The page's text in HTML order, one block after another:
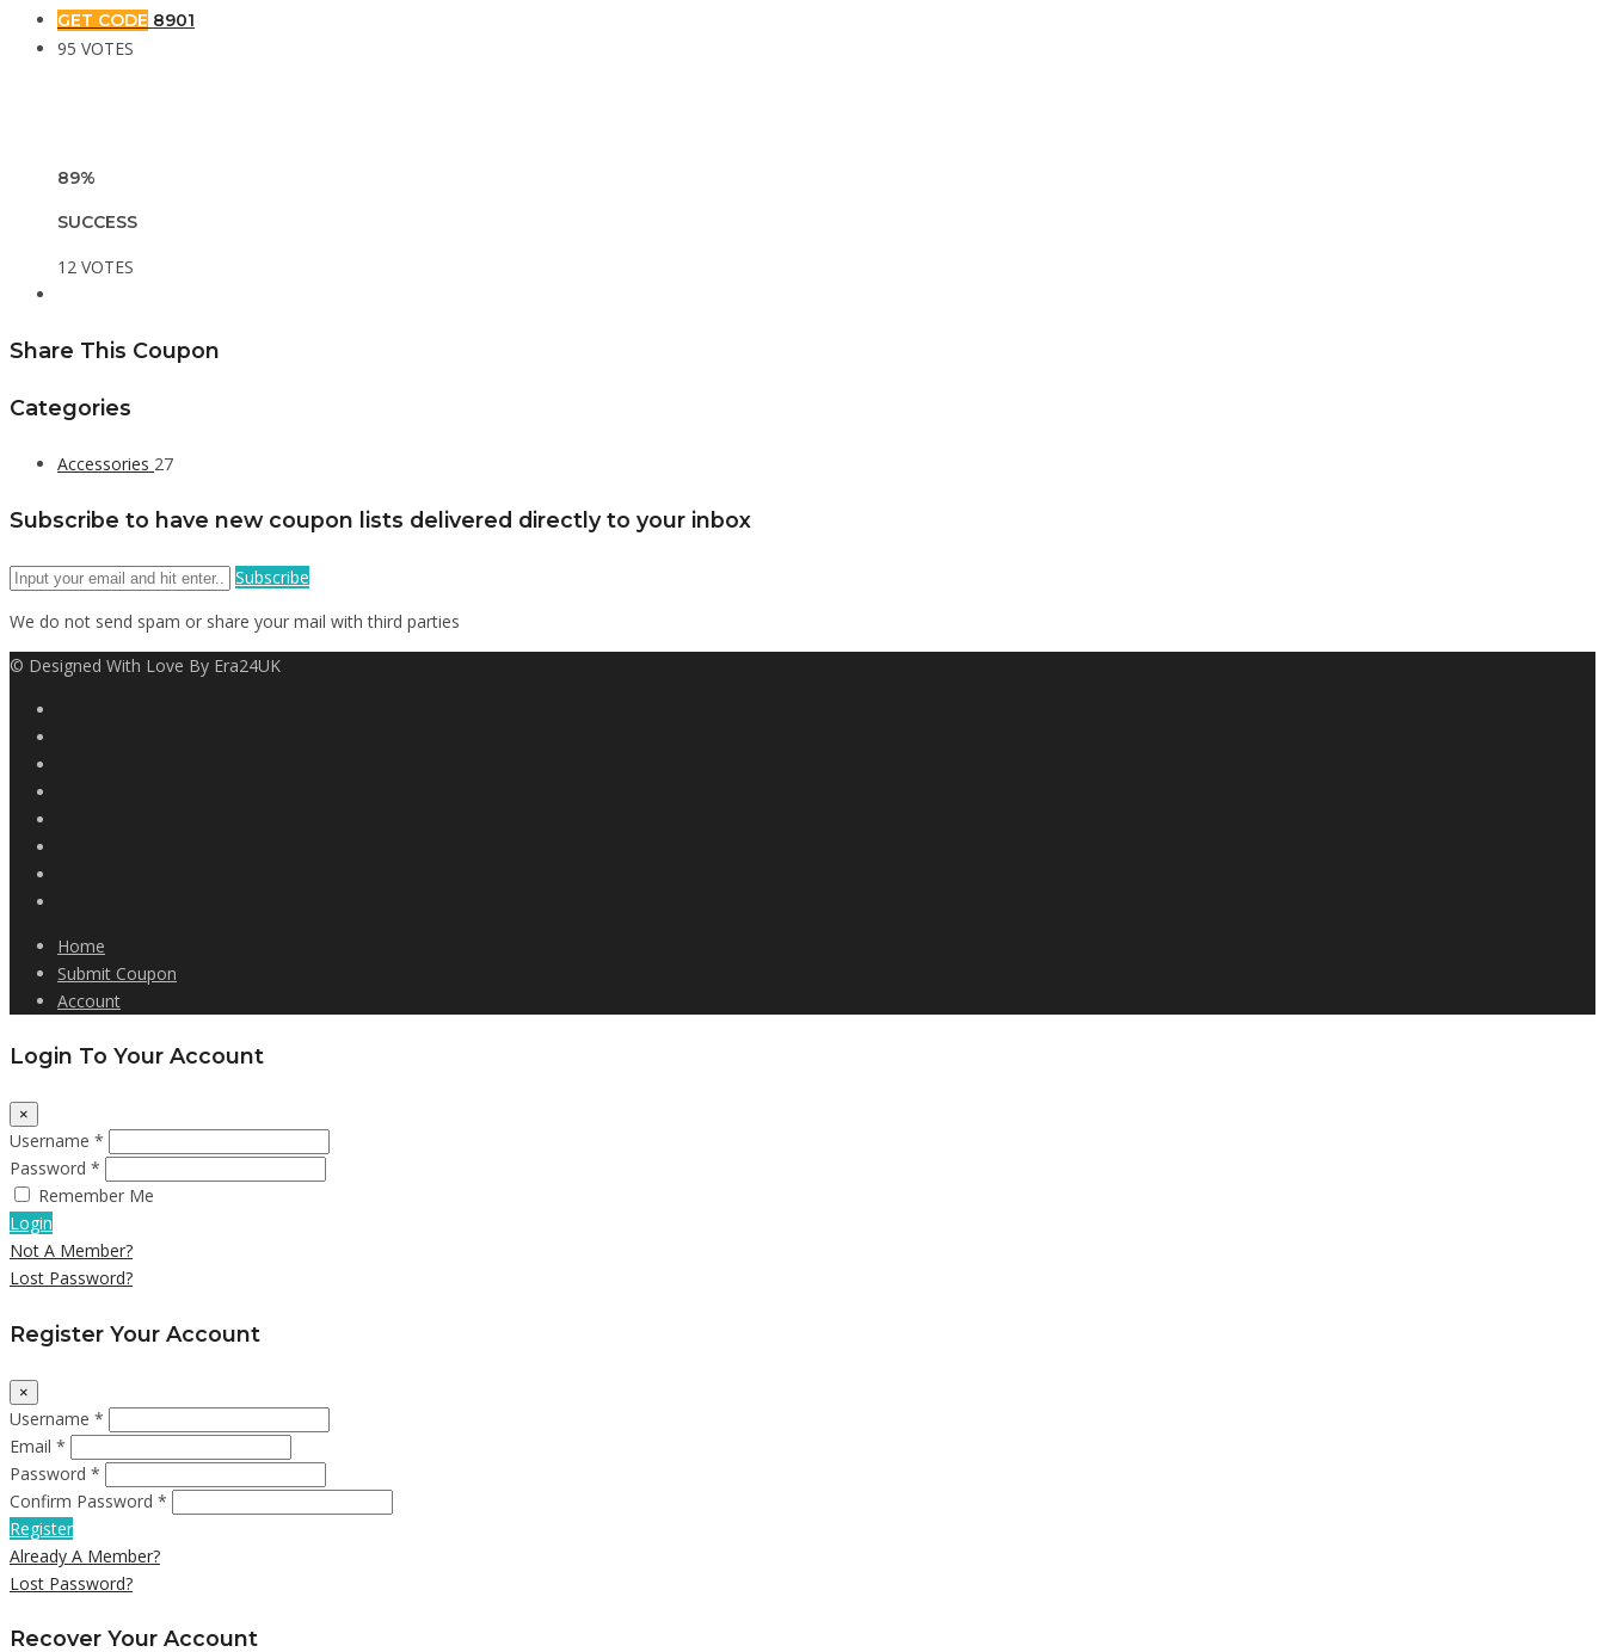
GET CODE 8901
95 VOTES
89%
SUCCESS
12 VOTES
Share This Coupon
Categories
Accessories 27
Subscribe to have new coupon lists delivered directly to your inbox
Subscribe
We do not send spam or share your mail with third parties
© Designed With Love By Era24UK
Home
Submit Coupon
Account
Login To Your Account
×
Username *
Password *
Remember Me
Login
Not A Member?
Lost Password?
Register Your Account
×
Username *
Email *
Password *
Confirm Password *
Register
Already A Member?
Lost Password?
Recover Your Account